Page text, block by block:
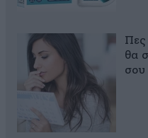
Πες
θα